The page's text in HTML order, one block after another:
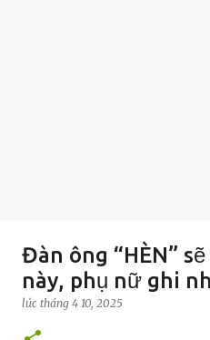
Đàn ông “HÈN”
này, phụ nữ ghi
lúc tháng 4 10, 2025